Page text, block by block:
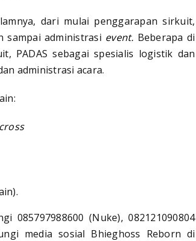
dari mulai penggarapan sirkuit,
sampai administrasi event. Beberapa di
PADAS sebagai spesialis logistik dan
administrasi acara.
(Nuke), 082121090804
media sosial Bhieghoss Reborn di